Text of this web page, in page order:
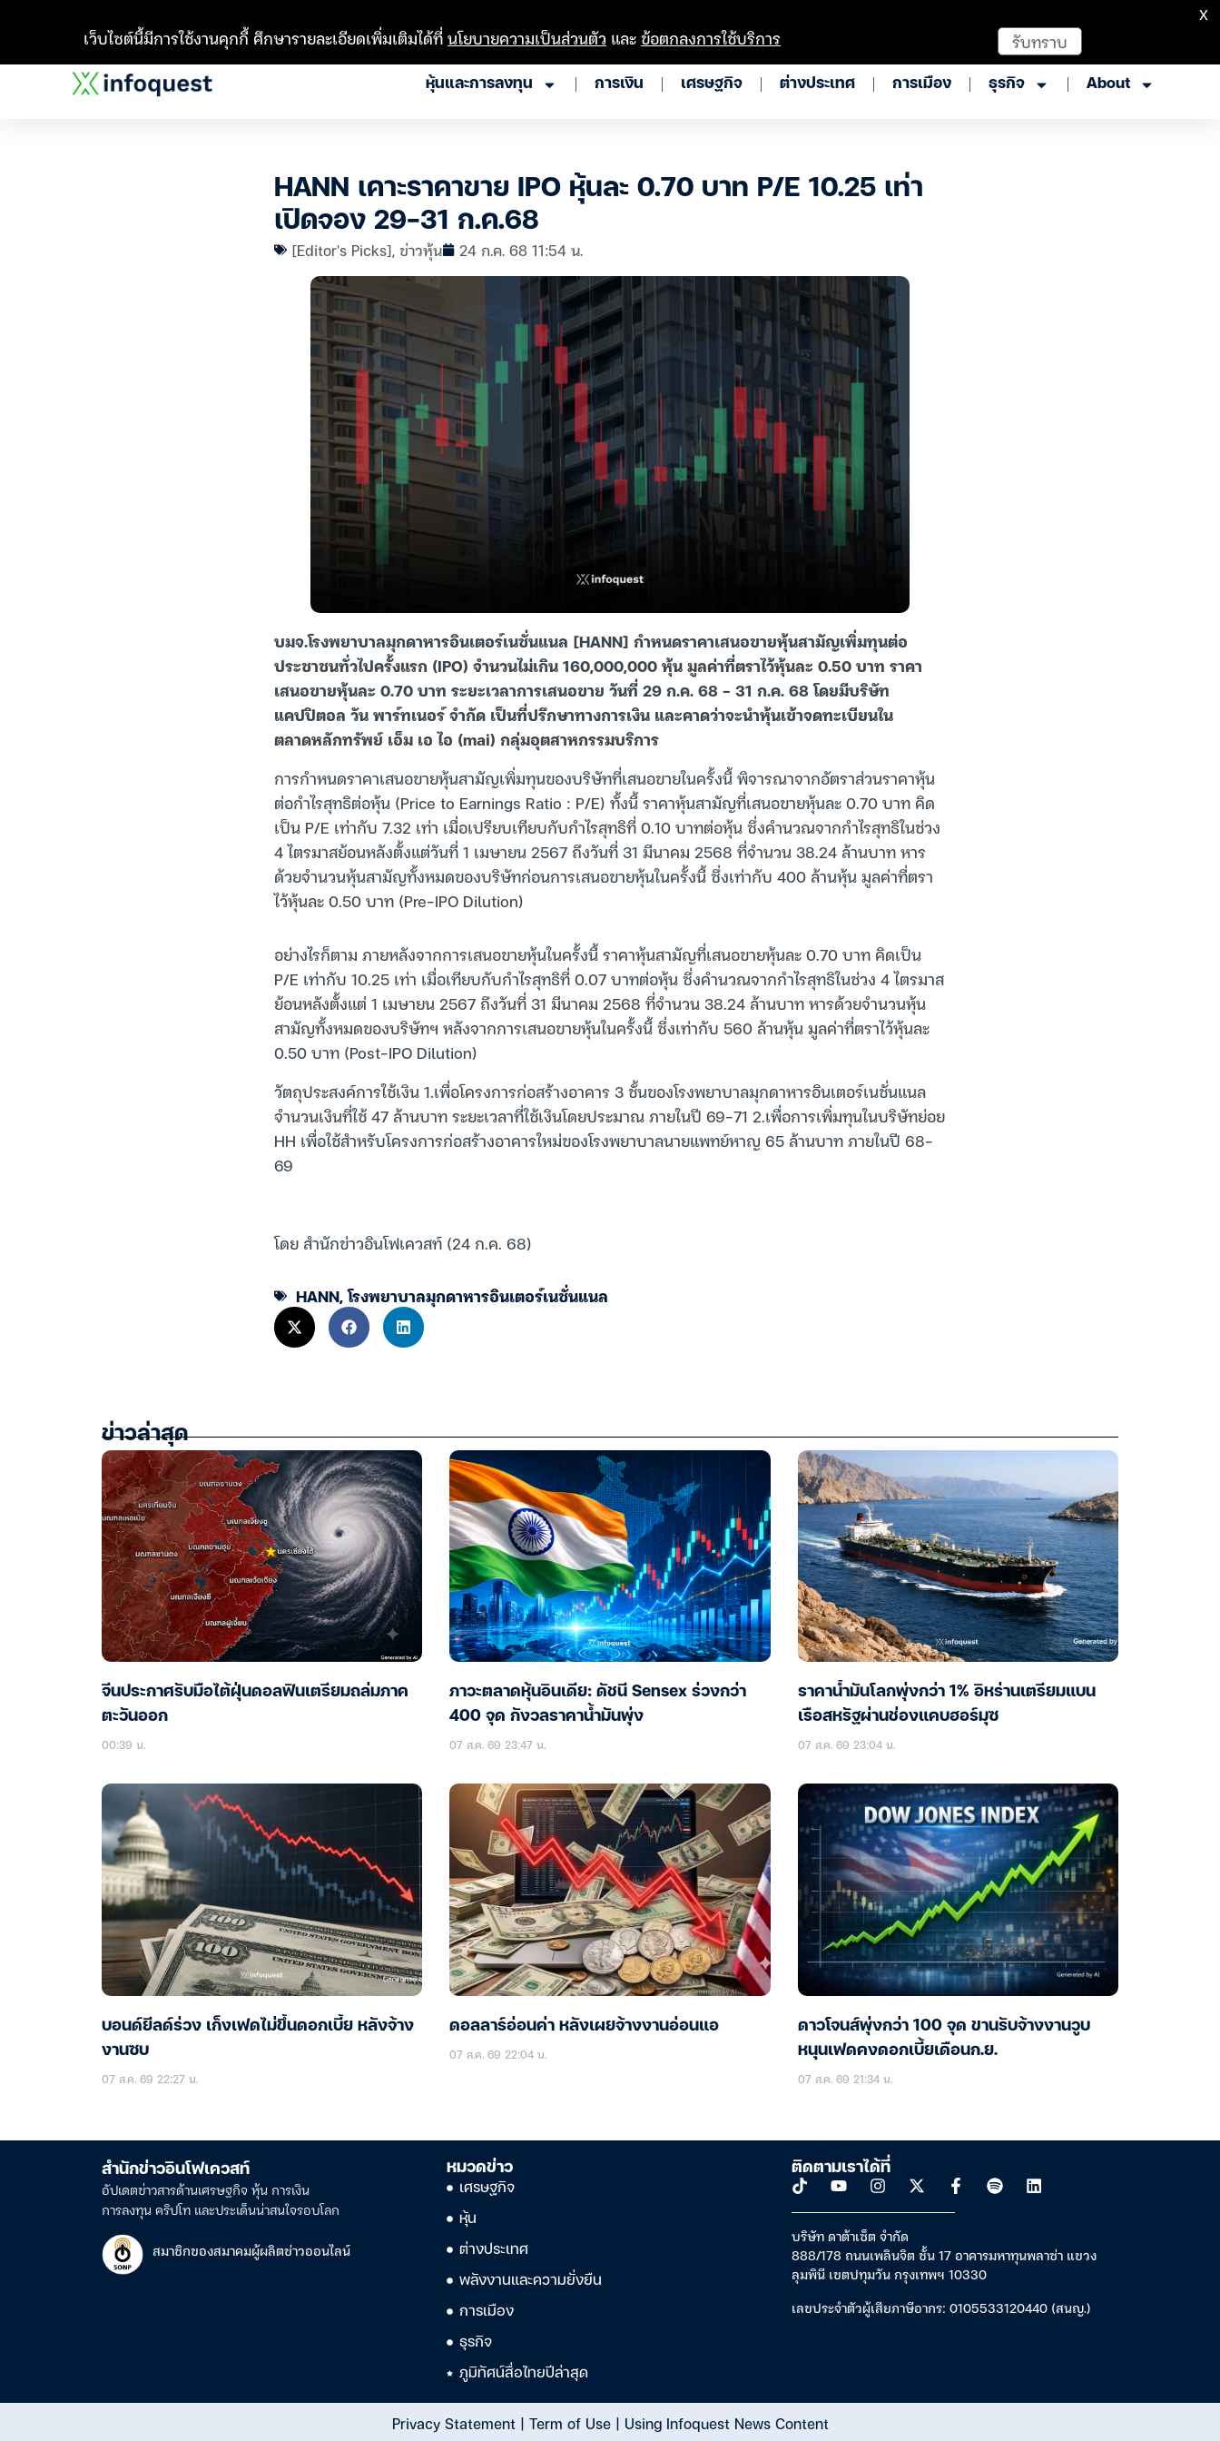
หุ้นและการลงทุน การเงิน เศรษฐกิจ ต่างประเทศ การเมือง ธุรกิจ About
HANN เคาะราคาขาย IPO หุ้นละ 0.70 บาท P/E 10.25 เท่า
เปิดจอง 29-31 ก.ค.68
[Editor's Picks],ข่าวหุ้น 24 ก.ค. 68 11:54 น.
บมจ.โรงพยาบาลมุกดาหารอินเตอร์เนชั่นแนล [HANN] กำหนดราคาเสนอขายหุ้นสามัญเพิ่มทุนต่อ
ประชาชนทั่วไปครั้งแรก (IPO) จำนวนไม่เกิน 160,000,000 หุ้น มูลค่าที่ตราไว้หุ้นละ 0.50 บาท ราคา
เสนอขายหุ้นละ 0.70 บาท ระยะเวลาการเสนอขาย วันที่ 29 ก.ค. 68 – 31 ก.ค. 68 โดยมีบริษัท
แคปปิตอล วัน พาร์ทเนอร์ จำกัด เป็นที่ปรึกษาทางการเงิน และคาดว่าจะนำหุ้นเข้าจดทะเบียนใน
ตลาดหลักทรัพย์ เอ็ม เอ ไอ (mai) กลุ่มอุตสาหกรรมบริการ
การกำหนดราคาเสนอขายหุ้นสามัญเพิ่มทุนของบริษัทที่เสนอขายในครั้งนี้ พิจารณาจากอัตราส่วนราคาหุ้น
ต่อกำไรสุทธิต่อหุ้น (Price to Earnings Ratio : P/E) ทั้งนี้ ราคาหุ้นสามัญที่เสนอขายหุ้นละ 0.70 บาท คิด
เป็น P/E เท่ากับ 7.32 เท่า เมื่อเปรียบเทียบกับกำไรสุทธิที่ 0.10 บาทต่อหุ้น ซึ่งคำนวณจากกำไรสุทธิในช่วง
4 ไตรมาสย้อนหลังตั้งแต่วันที่ 1 เมษายน 2567 ถึงวันที่ 31 มีนาคม 2568 ที่จำนวน 38.24 ล้านบาท หาร
ด้วยจำนวนหุ้นสามัญทั้งหมดของบริษัทก่อนการเสนอขายหุ้นในครั้งนี้ ซึ่งเท่ากับ 400 ล้านหุ้น มูลค่าที่ตรา
ไว้หุ้นละ 0.50 บาท (Pre-IPO Dilution)
อย่างไรก็ตาม ภายหลังจากการเสนอขายหุ้นในครั้งนี้ ราคาหุ้นสามัญที่เสนอขายหุ้นละ 0.70 บาท คิดเป็น
P/E เท่ากับ 10.25 เท่า เมื่อเทียบกับกำไรสุทธิที่ 0.07 บาทต่อหุ้น ซึ่งคำนวณจากกำไรสุทธิในช่วง 4 ไตรมาส
ย้อนหลังตั้งแต่ 1 เมษายน 2567 ถึงวันที่ 31 มีนาคม 2568 ที่จำนวน 38.24 ล้านบาท หารด้วยจำนวนหุ้น
สามัญทั้งหมดของบริษัทฯ หลังจากการเสนอขายหุ้นในครั้งนี้ ซึ่งเท่ากับ 560 ล้านหุ้น มูลค่าที่ตราไว้หุ้นละ
0.50 บาท (Post-IPO Dilution)
วัตถุประสงค์การใช้เงิน 1.เพื่อโครงการก่อสร้างอาคาร 3 ชั้นของโรงพยาบาลมุกดาหารอินเตอร์เนชั่นแนล
จำนวนเงินที่ใช้ 47 ล้านบาท ระยะเวลาที่ใช้เงินโดยประมาณ ภายในปี 69-71 2.เพื่อการเพิ่มทุนในบริษัทย่อย
HH เพื่อใช้สำหรับโครงการก่อสร้างอาคารใหม่ของโรงพยาบาลนายแพทย์หาญ 65 ล้านบาท ภายในปี 68-
69
โดย สำนักข่าวอินโฟเควสท์ (24 ก.ค. 68)
HANN,โรงพยาบาลมุกดาหารอินเตอร์เนชั่นแนล
ข่าวล่าสุด
จีนประกาศรับมือไต้ฝุ่นดอลฟินเตรียมถล่มภาค
ตะวันออก
00:39 น.
ภาวะตลาดหุ้นอินเดีย: ดัชนี Sensex ร่วงกว่า
400 จุด กังวลราคาน้ำมันพุ่ง
07 ส.ค. 69 23:47 น.
ราคาน้ำมันโลกพุ่งกว่า 1% อิหร่านเตรียมแบน
เรือสหรัฐผ่านช่องแคบฮอร์มุซ
07 ส.ค. 69 23:04 น.
บอนด์ยีลด์ร่วง เก็งเฟดไม่ขึ้นดอกเบี้ย หลังจ้าง
งานซบ
07 ส.ค. 69 22:27 น.
ดอลลาร์อ่อนค่า หลังเผยจ้างงานอ่อนแอ
07 ส.ค. 69 22:04 น.
ดาวโจนส์พุ่งกว่า 100 จุด ขานรับจ้างงานวูบ
หนุนเฟดคงดอกเบี้ยเดือนก.ย.
07 ส.ค. 69 21:34 น.
สำนักข่าวอินโฟเควสท์
อัปเดตข่าวสารด้านเศรษฐกิจ หุ้น การเงิน
การลงทุน คริปโท และประเด็นน่าสนใจรอบโลก
สมาชิกของสมาคมผู้ผลิตข่าวออนไลน์
หมวดข่าว
เศรษฐกิจ
หุ้น
ต่างประเทศ
พลังงานและความยั่งยืน
การเมือง
ธุรกิจ
ภูมิทัศน์สื่อไทยปีล่าสุด
ติดตามเราได้ที่
บริษัท ดาต้าเซ็ต จำกัด
888/178 ถนนเพลินจิต ชั้น 17 อาคารมหาทุนพลาซ่า แขวง
ลุมพินี เขตปทุมวัน กรุงเทพฯ 10330
เลขประจำตัวผู้เสียภาษีอากร: 0105533120440 (สนญ.)
Privacy Statement| Term of Use| Using Infoquest News Content
เว็บไซต์นี้มีการใช้งานคุกกี้ ศึกษารายละเอียดเพิ่มเติมได้ที่นโยบายความเป็นส่วนตัว และข้อตกลงการใช้บริการ รับทราบ
X